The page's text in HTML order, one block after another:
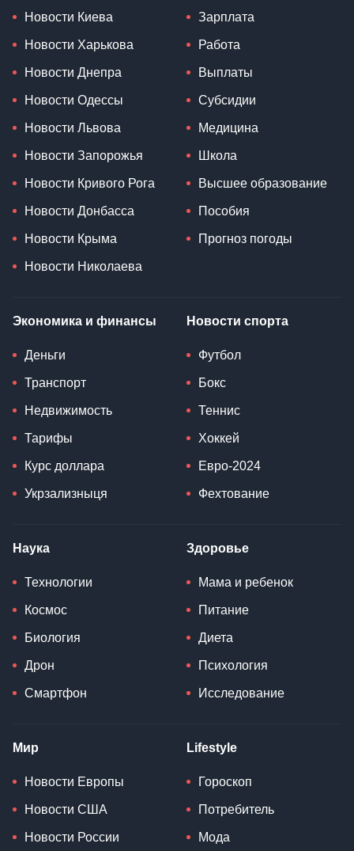
Новости Киева
Новости Харькова
Новости Днепра
Новости Одессы
Новости Львова
Новости Запорожья
Новости Кривого Рога
Новости Донбасса
Новости Крыма
Новости Николаева
Зарплата
Работа
Выплаты
Субсидии
Медицина
Школа
Высшее образование
Пособия
Прогноз погоды
Экономика и финансы
Деньги
Транспорт
Недвижимость
Тарифы
Курс доллара
Укрзализныця
Новости спорта
Футбол
Бокс
Теннис
Хоккей
Евро-2024
Фехтование
Наука
Технологии
Космос
Биология
Дрон
Смартфон
Здоровье
Мама и ребенок
Питание
Диета
Психология
Исследование
Мир
Новости Европы
Новости США
Новости России
Lifestyle
Гороскоп
Потребитель
Мода